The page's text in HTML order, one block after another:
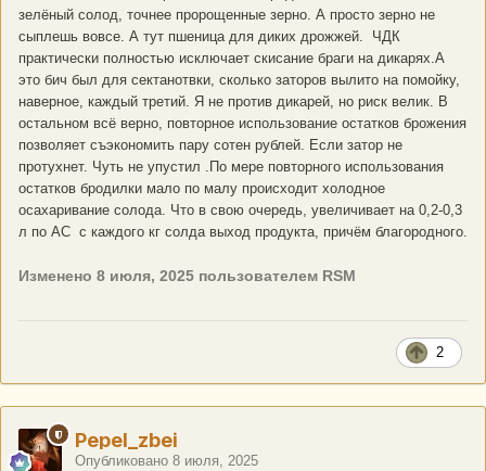
зелёный солод, точнее пророщенные зерно. А просто зерно не
сыплешь вовсе. А тут пшеница для диких дрожжей. ЧДК
практически полностью исключает скисание браги на дикарях.А
это бич был для сектанотвки, сколько заторов вылито на помойку,
наверное, каждый третий. Я не против дикарей, но риск велик. В
остальном всё верно, повторное использование остатков брожения
позволяет съэкономить пару сотен рублей. Если затор не
протухнет. Чуть не упустил .По мере повторного использования
остатков бродилки мало по малу происходит холодное
осахаривание солода. Что в свою очередь, увеличивает на 0,2-0,3
л по АС с каждого кг солда выход продукта, причём благородного.
Изменено 8 июля, 2025 пользователем RSM
2
Pepel_zbei
Опубликовано 8 июля, 2025